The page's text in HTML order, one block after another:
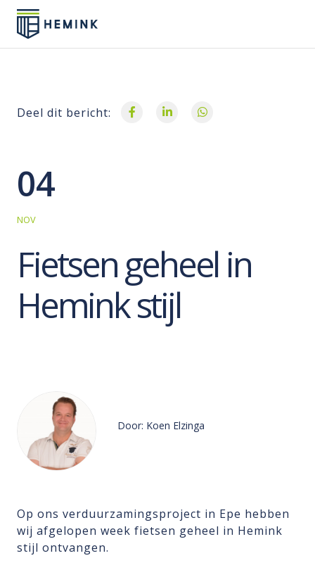
Deel dit bericht:
04
NOV
Fietsen geheel in
Hemink stijl
Door: Koen Elzinga
Op ons verduurzamingsproject in Epe hebben
wij afgelopen week fietsen geheel in Hemink
stijl ontvangen.